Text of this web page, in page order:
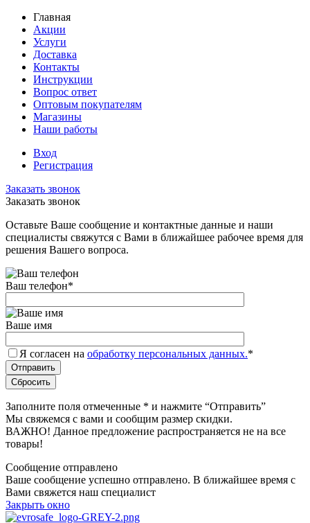
Главная
Акции
Услуги
Доставка
Контакты
Инструкции
Вопрос ответ
Оптовым покупателям
Магазины
Наши работы
Вход
Регистрация
Заказать звонок
Заказать звонок
Оставьте Ваше сообщение и контактные данные и наши
специалисты свяжутся с Вами в ближайшее рабочее время для
решения Вашего вопроса.
Ваш телефон*
Ваше имя
Я согласен на обработку персональных данных.*
Заполните поля отмеченные * и нажмите “Отправить”
Мы свяжемся с вами и сообщим размер скидки.
ВАЖНО! Данное предложение распространяется не на все
товары!
Сообщение отправлено
Ваше сообщение успешно отправлено. В ближайшее время с
Вами свяжется наш специалист
Закрыть окно